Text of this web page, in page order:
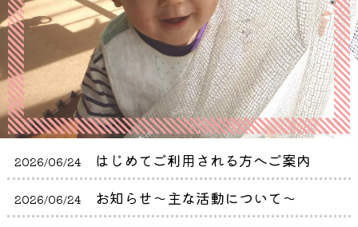
2026/06/24 はじめてご利用される方へご案内
2026/06/24 お知らせ～主な活動について～